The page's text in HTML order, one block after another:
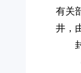
有关
井，